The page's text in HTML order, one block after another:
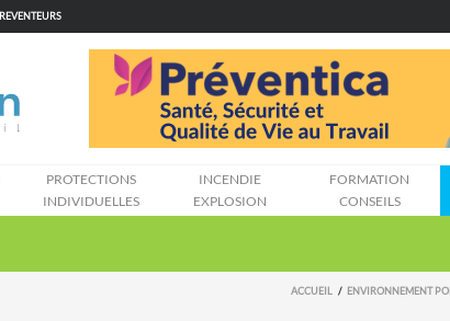
PROTECTIONS
INDIVIDUELLES
INCENDIE
EXPLOSION
FORMATION
CONSEILS
ACCUEIL ENVIRONNEMENT